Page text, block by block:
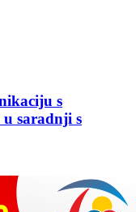
s
saradnji s